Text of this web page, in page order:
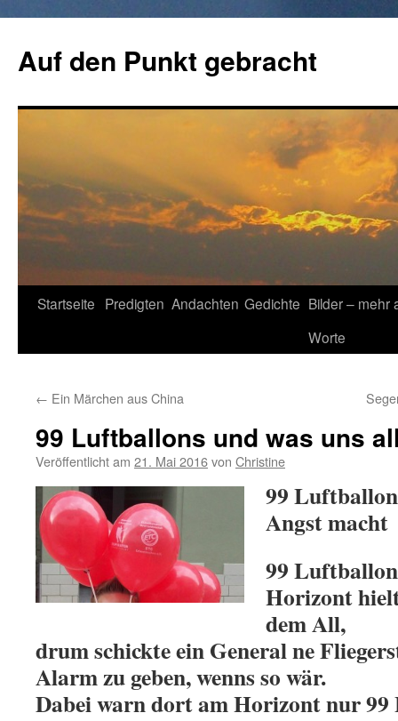
springen
Auf den Punkt gebracht
Startseite Predigten Andachten Gedichte Bilder – mehr
Worte
← Ein Märchen aus China
99 Luftballons und was uns
Veröffentlicht am 21. Mai 2016von Christine
99
Angst macht
99
Horizont
dem All,
drum schickte ein General ne
Alarm zu geben, wenns so wär.
Dabei warn dort am Horizont nur